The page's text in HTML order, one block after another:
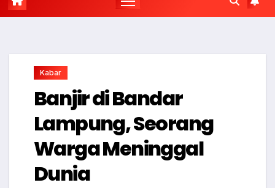
Kabar
Banjir di Bandar
Lampung, Seorang
Warga Meninggal
Dunia